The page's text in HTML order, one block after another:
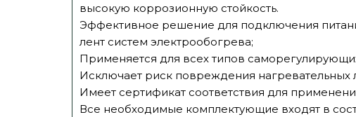
высокую коррозионную стойкость.
Эффективное решение для подключения
лент систем электрообогрева;
Применяется для всех типов
Исключает риск повреждения нагревательных
Имеет сертификат соответствия для
Все необходимые комплектующие входят в